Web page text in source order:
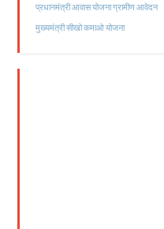
प्रधानमंत्री आवास योजना ग्रामीण आवेदन
मुख्यमंत्री सीखो कमाओ योजना